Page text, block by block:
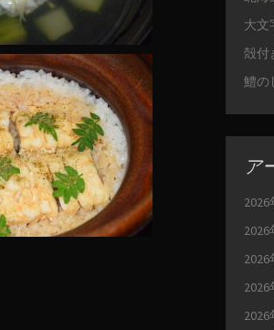
大文
殻
鱧の
ア
2026
2026
2026
2026
2026